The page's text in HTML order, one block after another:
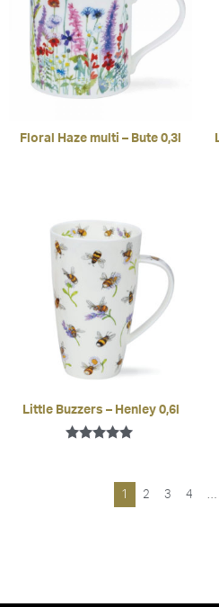
Floral Haze multi – Bute 0,3l
Little Buzzers – Henley 0,6l
1 2 3 4